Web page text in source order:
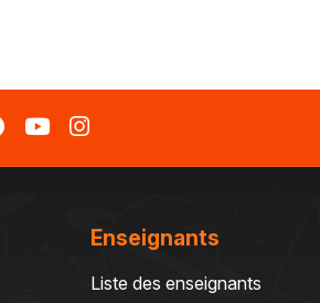
Enseignants
Liste des enseignants